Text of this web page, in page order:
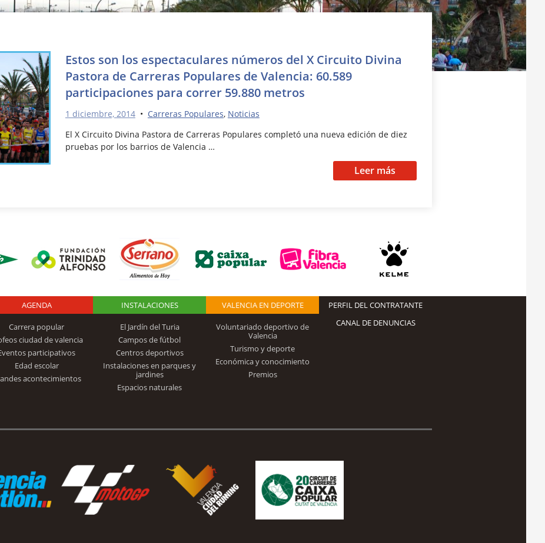
Estos son los espectaculares números del X Circuito Divina
Pastora de Carreras Populares de Valencia: 60.589
participaciones para correr 59.880 metros
1 diciembre, 2014• Carreras Populares, Noticias
El X Circuito Divina Pastora de Carreras Populares completó una nueva edición de diez
pruebas por los barrios de Valencia …
Leer más
Logo Fundación
Trinidad Alfonso
AGENDA
Carrera popular
ciudad de valencia
participativos
Edad escolar
acontecimientos
INSTALACIONES
El Jardín del Turia
Campos de fútbol
Centros deportivos
Instalaciones en parques y
jardines
Espacios naturales
VALENCIA EN DEPORTE
Voluntariado deportivo de
Valencia
Turismo y deporte
Económica y conocimiento
Premios
PERFIL DEL CONTRATANTE
CANAL DE DENUNCIAS